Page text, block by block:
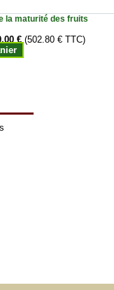
la maturité des fruits
€ (502.80 € TTC)